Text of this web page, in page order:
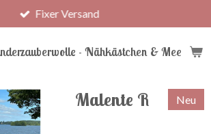
- Nähkästchen & Meer
Fixer Versand
Malente R Neu